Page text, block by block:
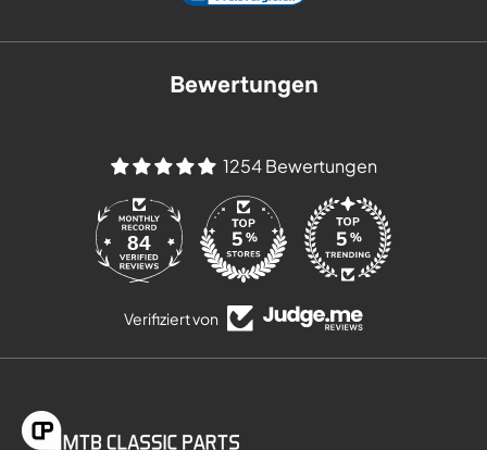
Bewertungen
1254 Bewertungen
84
Verifiziert von